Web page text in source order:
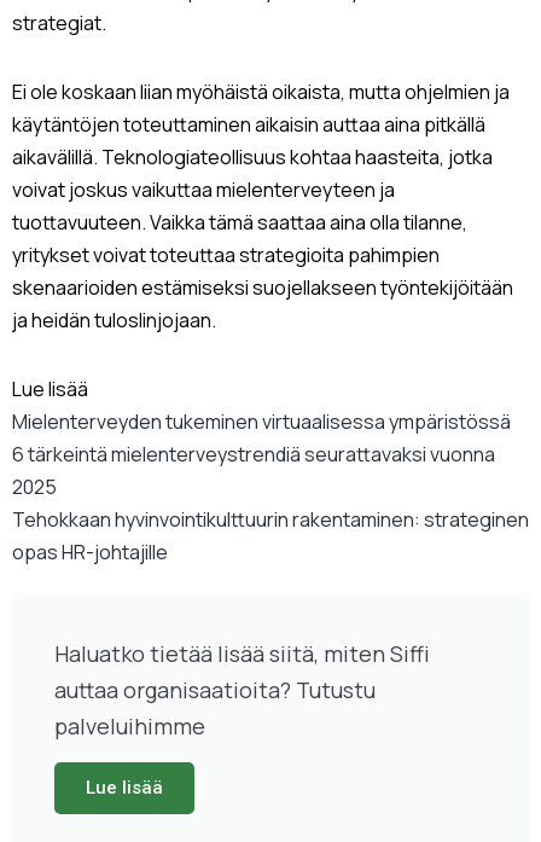
strategiat.
Ei ole koskaan liian myöhäistä oikaista, mutta ohjelmien ja
käytäntöjen toteuttaminen aikaisin auttaa aina pitkällä
aikavälillä. Teknologiateollisuus kohtaa haasteita, jotka
voivat joskus vaikuttaa mielenterveyteen ja
tuottavuuteen. Vaikka tämä saattaa aina olla tilanne,
yritykset voivat toteuttaa strategioita pahimpien
skenaarioiden estämiseksi suojellakseen työntekijöitään
ja heidän tuloslinjojaan.
Lue lisää
Mielenterveyden tukeminen virtuaalisessa ympäristössä
6 tärkeintä mielenterveystrendiä seurattavaksi vuonna
2025
Tehokkaan hyvinvointikulttuurin rakentaminen: strateginen
opas HR-johtajille
Haluatko tietää lisää siitä, miten Siffi
auttaa organisaatioita? Tutustu
palveluihimme
Lue lisää